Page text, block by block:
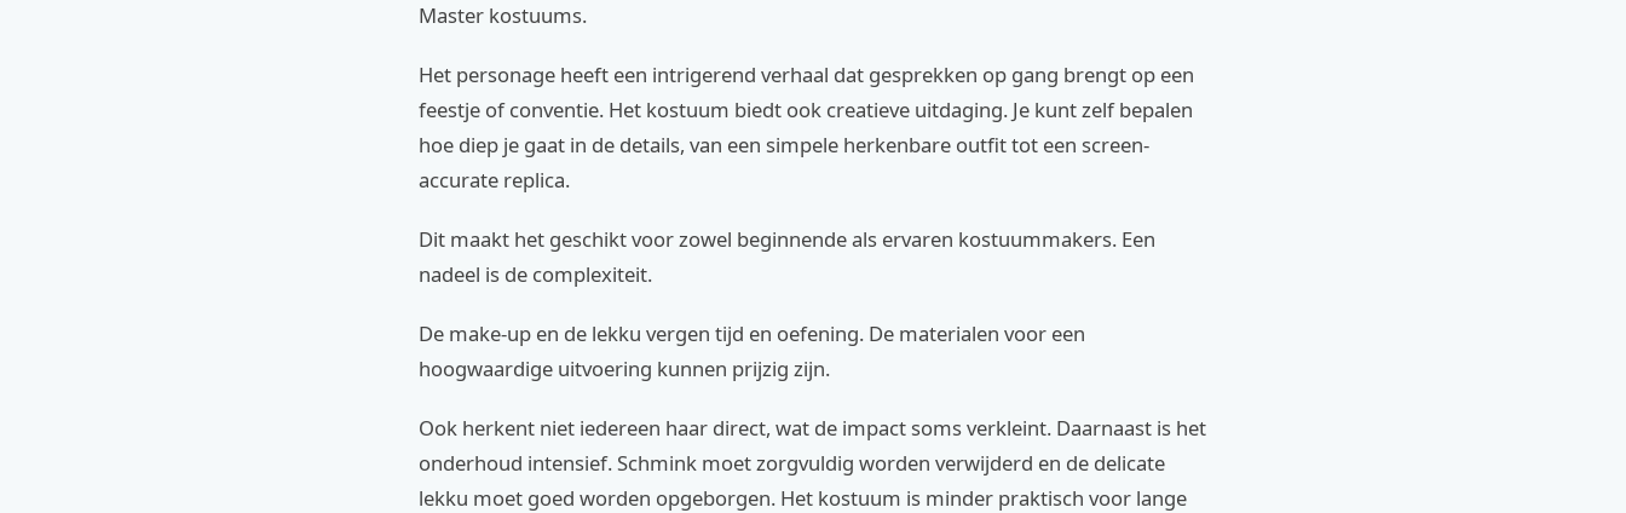
Master kostuums.
Het personage heeft een intrigerend verhaal dat gesprekken op gang brengt op een
feestje of conventie. Het kostuum biedt ook creatieve uitdaging. Je kunt zelf bepalen
hoe diep je gaat in de details, van een simpele herkenbare outfit tot een screen-
accurate replica.
Dit maakt het geschikt voor zowel beginnende als ervaren kostuummakers. Een
nadeel is de complexiteit.
De make-up en de lekku vergen tijd en oefening. De materialen voor een
hoogwaardige uitvoering kunnen prijzig zijn.
Ook herkent niet iedereen haar direct, wat de impact soms verkleint. Daarnaast is het
onderhoud intensief. Schmink moet zorgvuldig worden verwijderd en de delicate
lekku moet goed worden opgeborgen. Het kostuum is minder praktisch voor lange